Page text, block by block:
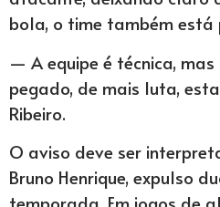
bola, o time também está
— A equipe é técnica,
pegado, de mais luta,
Ribeiro.
O aviso deve ser
Bruno Henrique, expulso